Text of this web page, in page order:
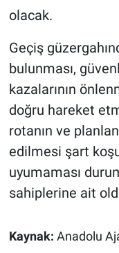
olacak.
Geçiş
bulunması,
kazalarının
doğru hareket
rotanın ve
edilmesi şart
uyumaması
sahiplerine ait
Kaynak: Anadolu